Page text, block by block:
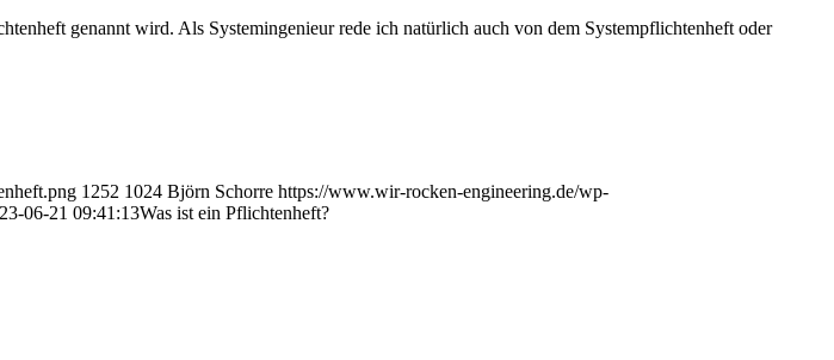
genannt wird. Als Systemingenieur rede ich natürlich auch von dem Systempflichtenheft oder
1252 1024 Björn Schorre https://www.wir-rocken-engineering.de/wp-
06-21 09:41:13Was ist ein Pflichtenheft?